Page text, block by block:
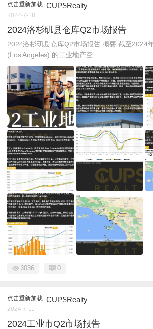
点击重新加载 CUPSRealty
2024-7-18
2024洛杉矶县仓库Q2市场报告
2024洛杉矶县仓库Q2市场报告 概要 截至2024
(Los Angeles) 的工业地产空 ...
3036 0
点击重新加载 CUPSRealty
2024-7-11
2024工业市Q2市场报告